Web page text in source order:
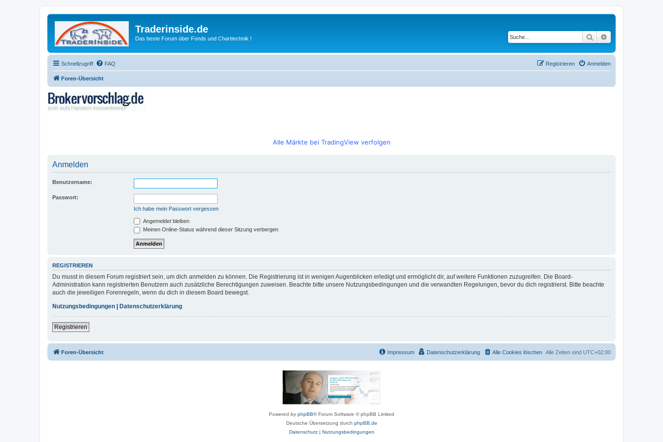
Traderinside.de
Das beste Forum über Fonds und Charttechnik ! Suche
Schnellzugriff FAQ Anmelden
Registrieren
Foren-Übersicht
Alle Märkte bei TradingView verfolgen
Anmelden
Benutzername:
Passwort:
Ich habe mein Passwort vergessen
Angemeldet bleiben
Meinen Online-Status während dieser Sitzung verbergen
REGISTRIEREN
Du musst in diesem Forum registriert sein, um dich anmelden zu können. Die Registrierung ist in wenigen Augenblicken erledigt und ermöglicht dir, auf weitere Funktionen zuzugreifen. Die Board-
Administration kann registrierten Benutzern auch zusätzliche Berechtigungen zuweisen. Beachte bitte unsere Nutzungsbedingungen und die verwandten Regelungen, bevor du dich registrierst. Bitte beachte
auch die jeweiligen Forenregeln, wenn du dich in diesem Board bewegst.
Nutzungsbedingungen
Datenschutzerklärung
Registrieren
Foren-Übersicht Alle Zeiten sind UTC+02:00
Alle Cookies löschen
Datenschutzerklärung
Impressum
Powered by phpBB® Forum Software © phpBB Limited
Deutsche Übersetzung durch phpBB.de
Datenschutz| Nutzungsbedingungen